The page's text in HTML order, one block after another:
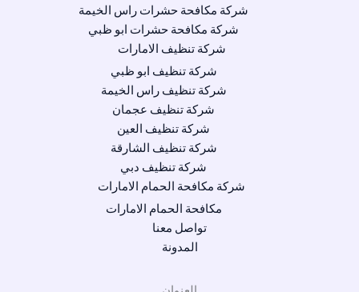
شركة مكافحة حشرات راس الخيمة
شركة مكافحة حشرات ابو ظبي
شركة تنظيف الامارات
شركة تنظيف ابو ظبي
شركة تنظيف راس الخيمة
شركة تنظيف عجمان
شركة تنظيف العين
شركة تنظيف الشارقة
شركة تنظيف دبي
شركة مكافحة الحمام الامارات
مكافحة الحمام الامارات
تواصل معنا
المدونة